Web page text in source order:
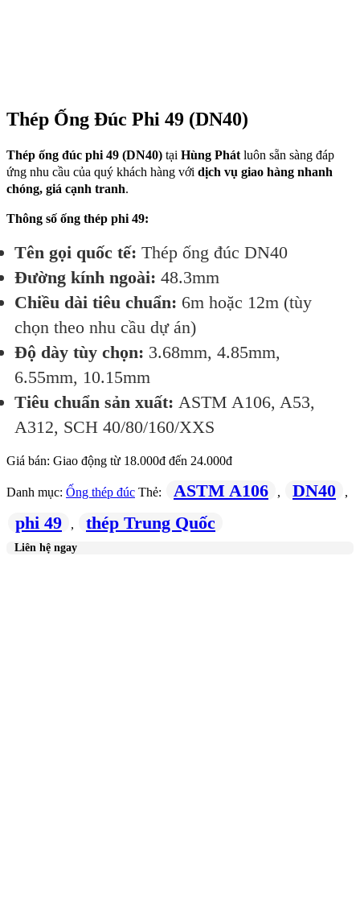
Thép Ống Đúc Phi 49 (DN40)
Thép ống đúc phi 49 (DN40) tại Hùng Phát luôn sẵn sàng đáp
ứng nhu cầu của quý khách hàng với dịch vụ giao hàng nhanh
chóng, giá cạnh tranh.
Thông số ống thép phi 49:
Tên gọi quốc tế: Thép ống đúc DN40
Đường kính ngoài: 48.3mm
Chiều dài tiêu chuẩn: 6m hoặc 12m (tùy
chọn theo nhu cầu dự án)
Độ dày tùy chọn: 3.68mm, 4.85mm,
6.55mm, 10.15mm
Tiêu chuẩn sản xuất: ASTM A106, A53,
A312, SCH 40/80/160/XXS
Giá bán: Giao động từ 18.000đ đến 24.000đ
Danh mục: Ống thép đúc Thẻ: ASTM A106 , DN40 ,
phi 49 , thép Trung Quốc
Liên hệ ngay